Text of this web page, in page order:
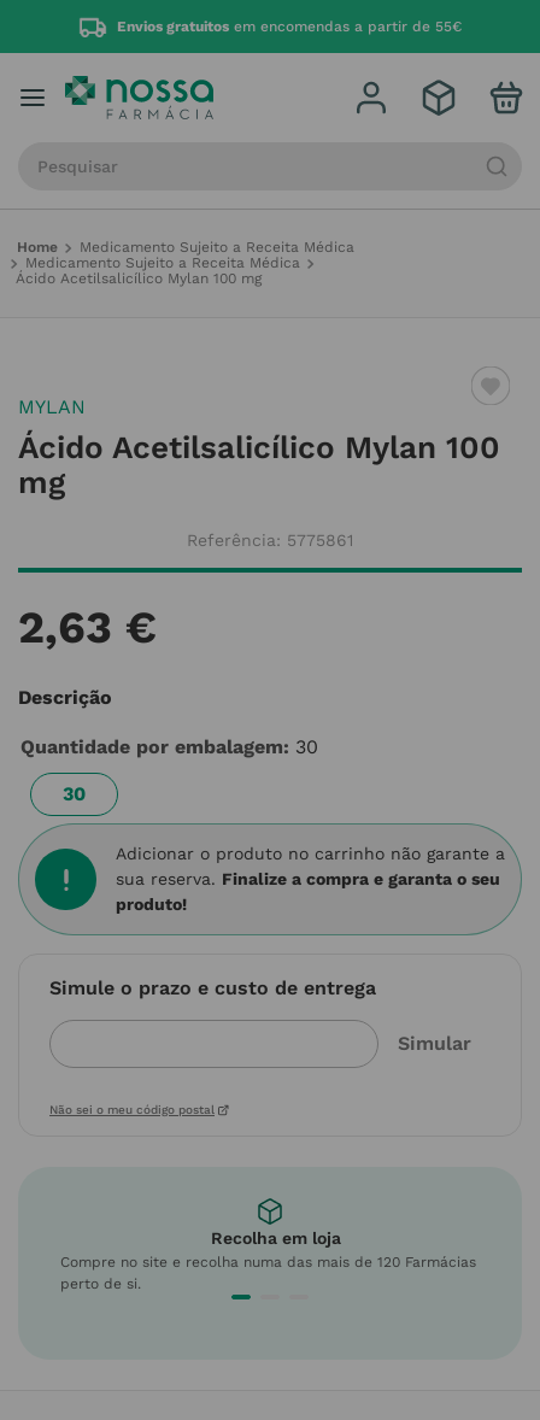
Envios gratuitos em encomendas a partir de 55€
Medicamento Sujeito a Receita Médica
Medicamento Sujeito a Receita Médica
Ácido Acetilsalicílico Mylan 100 mg
MYLAN
Ácido Acetilsalicílico Mylan 100
mg
Referência: 5775861
2,63 €
Descrição
Quantidade por embalagem: 30
30
Adicionar o produto no carrinho não garante a
sua reserva. Finalize a compra e garanta o seu
produto!
Simule o prazo e custo de entrega
Não sei o meu código postal
Recolha em loja
Compre no site e recolha numa das mais de 120 Farmácias
perto de si.